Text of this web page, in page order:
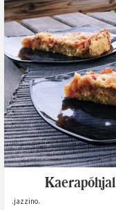
.jazzino.